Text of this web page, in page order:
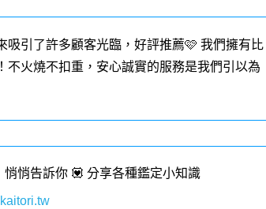
引了許多顧客光臨，好評推薦🩷 我們擁有比
火燒不扣重，安心誠實的服務是我們引以為
悄告訴你 💟 分享各種鑑定小知識